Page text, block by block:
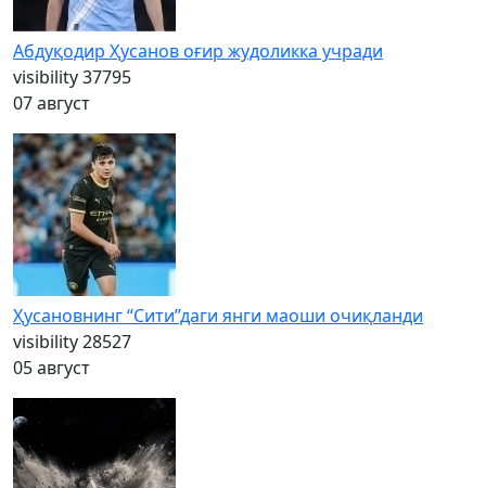
Абдуқодир Ҳусанов оғир жудоликка учради
visibility37795
07 август
Ҳусановнинг “Сити”даги янги маоши очиқланди
visibility28527
05 август